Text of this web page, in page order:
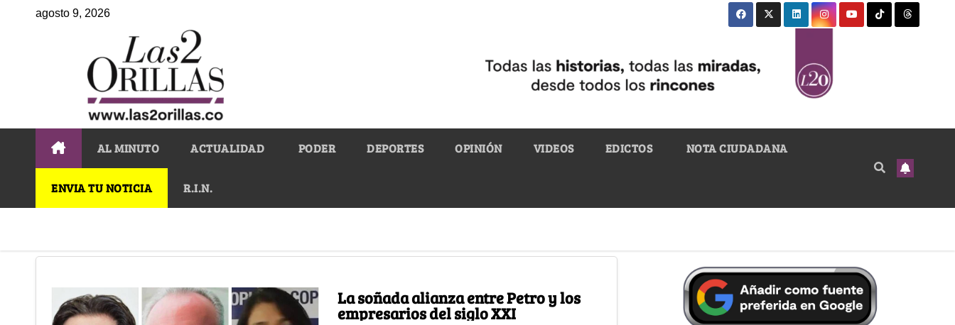
agosto 9, 2026
AL MINUTO ACTUALIDAD PODER DEPORTES OPINIÓN VIDEOS EDICTOS NOTA CIUDADANA
ENVIA TU NOTICIA R.I.N.
La soñada alianza entre Petro y los
empresarios del siglo XXI